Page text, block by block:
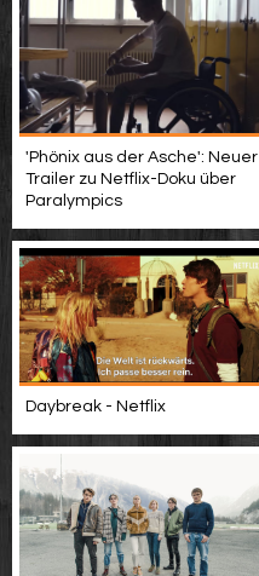
'Phönix aus der Asche': Neuer
Trailer zu Netflix-Doku über
Paralympics
Daybreak - Netflix